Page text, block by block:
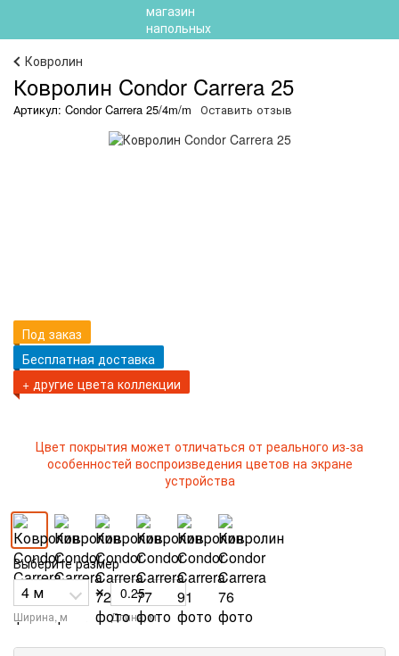
Ковролин
Ковролин Condor Carrera 25
Артикул: Condor Carrera 25/4m/m Оставить отзыв
Под заказ
Бесплатная доставка
+ другие цвета коллекции
Цвет покрытия может отличаться от реального из-за
особенностей воспроизведения цветов на экране
устройства
Выберите размер
Ширина, м
×
Длина, м